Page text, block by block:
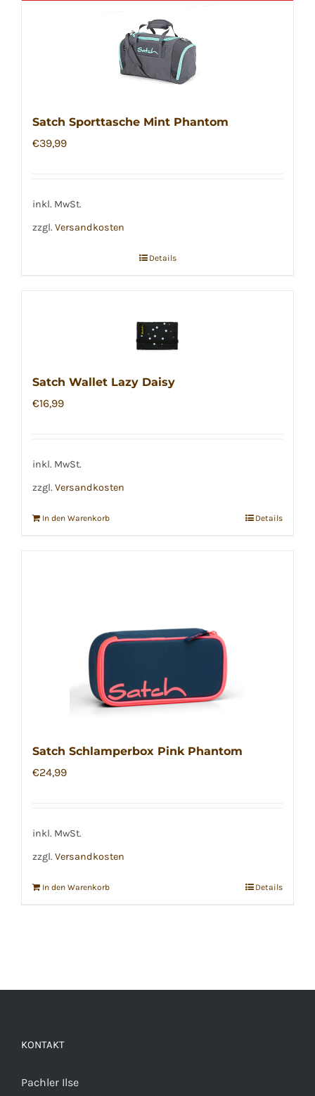
Satch Sporttasche Mint Phantom
€39,99
inkl. MwSt.
zzgl. Versandkosten
Details
Satch Wallet Lazy Daisy
€16,99
inkl. MwSt.
zzgl. Versandkosten
In den Warenkorb Details
Satch Schlamperbox Pink Phantom
€24,99
inkl. MwSt.
zzgl. Versandkosten
In den Warenkorb Details
KONTAKT
Pachler Ilse